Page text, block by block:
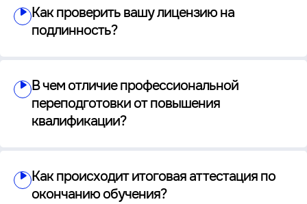
Как проверить вашу лицензию на
подлинность?
В чем отличие профессиональной
переподготовки от повышения
квалификации?
Как происходит итоговая аттестация по
окончанию обучения?